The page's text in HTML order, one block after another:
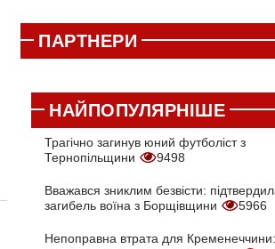
ПАРТНЕРИ
НАЙПОПУЛЯРНІШЕ
Трагічно загинув юний футболіст з
Тернопільщини
9498
Вважався зниклим безвісти:
загибель воїна з Борщівщини
5966
Непоправна втрата для Кременеччини: